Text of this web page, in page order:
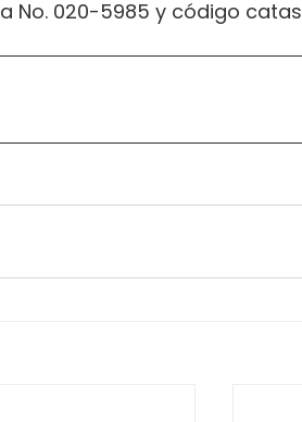
No. 020-5985 y código